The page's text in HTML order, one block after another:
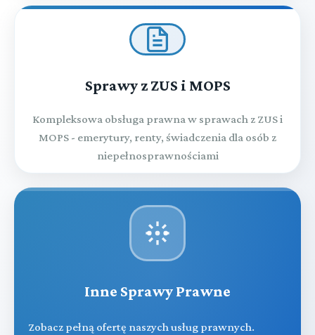
Sprawy z ZUS i MOPS
Kompleksowa obsługa prawna w sprawach z ZUS i
MOPS - emerytury, renty, świadczenia dla osób z
niepełnosprawnościami
Inne Sprawy Prawne
Zobacz pełną ofertę naszych usług prawnych.